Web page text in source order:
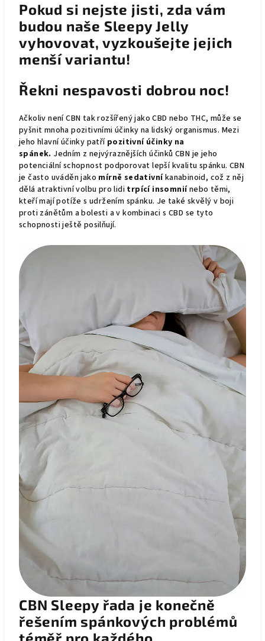
Pokud si nejste jisti, zda vám
budou naše Sleepy Jelly
vyhovovat, vyzkoušejte jejich
menší variantu!
Řekni nespavosti dobrou noc!
Ačkoliv není CBN tak rozšířený jako CBD nebo THC, může se
pyšnit mnoha pozitivními účinky na lidský organismus. Mezi
jeho hlavní účinky patří pozitivní účinky na
spánek. Jedním z nejvýraznějších účinků CBN je jeho
potenciální schopnost podporovat lepší kvalitu spánku. CBN
je často uváděn jako mírně sedativníkanabinoid, což z něj
dělá atraktivní volbu pro lidi trpící insomniínebo těmi,
kteří mají potíže s udržením spánku. Je také skvělý v boji
proti zánětům a bolesti a v kombinaci s CBD se tyto
schopnosti ještě posilňují.
CBN Sleepy řada je konečně
řešením spánkových problémů